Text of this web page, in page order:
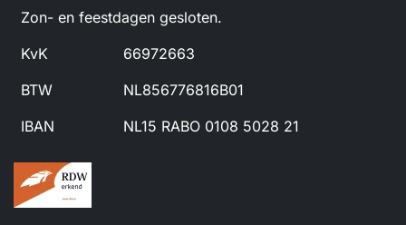
Zon- en feestdagen gesloten.
KvK
66972663
BTW
NL856776816B01
IBAN
NL15 RABO 0108 5028 21